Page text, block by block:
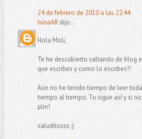
24 de febrero de 2010 a las 22:44
IsinaARdijo...
Hola Moli,
Te he descubierto saltando de blog
que escribes y como lo escribes!!
Aún no he tenido tiempo de leer
tiempo al tiempo. Tu sigue así y si
plin!
saluditosss ;)